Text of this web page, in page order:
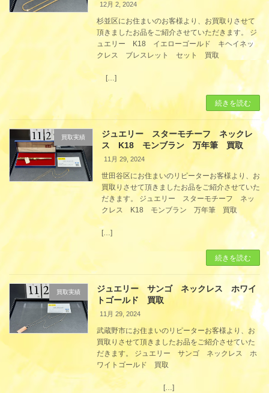
12月 2, 2024
杉並区にお住まいのお客様より、お買取りさせて
頂きましたお品をご紹介させていただきます。 ジ
ュエリー K18 イエローゴールド キヘイネッ
クレス ブレスレット セット 買取
[…]
続きを読む
買取実績
ジュエリー スターモチーフ ネックレ
ス K18 モンブラン 万年筆 買取
11月 29, 2024
世田谷区にお住まいのリピーターお客様より、お
買取りさせて頂きましたお品をご紹介させていた
だきます。 ジュエリー スターモチーフ ネッ
クレス K18 モンブラン 万年筆 買取
[…]
続きを読む
買取実績
ジュエリー サンゴ ネックレス ホワイ
トゴールド 買取
11月 29, 2024
武蔵野市にお住まいのリピーターお客様より、お
買取りさせて頂きましたお品をご紹介させていた
だきます。 ジュエリー サンゴ ネックレス ホ
ワイトゴールド 買取
[…]